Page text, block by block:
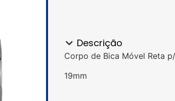
Descrição
Corpo de Bica Móvel Reta
19mm